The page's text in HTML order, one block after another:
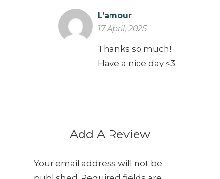
L’amour –
17 April, 2025
Thanks so much!
Have a nice day <3
Add A Review
Your email address will not be